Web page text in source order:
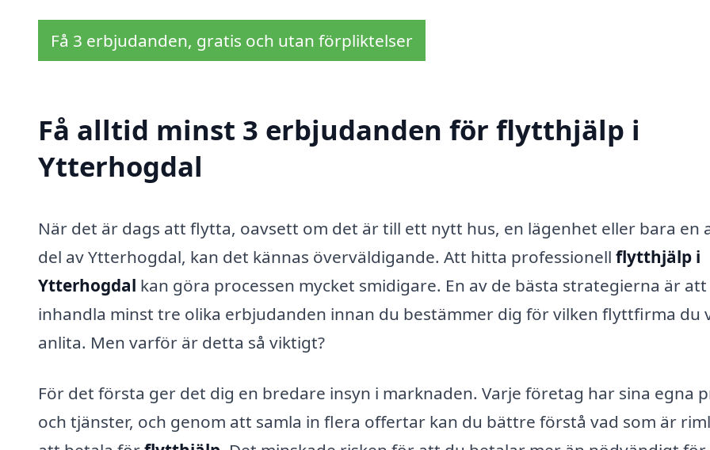
Få 3 erbjudanden, gratis och utan förpliktelser
Få alltid minst 3 erbjudanden för flytthjälp i
Ytterhogdal
När det är dags att flytta, oavsett om det är till ett nytt hus, en lägenhet eller bara en
del av Ytterhogdal, kan det kännas överväldigande. Att hitta professionell flytthjälp i
Ytterhogdal kan göra processen mycket smidigare. En av de bästa strategierna är
inhandla minst tre olika erbjudanden innan du bestämmer dig för vilken flyttfirma du
anlita. Men varför är detta så viktigt?
För det första ger det dig en bredare insyn i marknaden. Varje företag har sina egna
och tjänster, och genom att samla in flera offertar kan du bättre förstå vad som är